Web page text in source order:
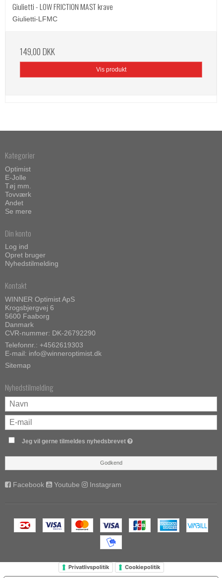
Giulietti - LOW FRICTION MAST krave
Giulietti-LFMC
149,00 DKK
Vis produkt
Kategorier
Optimist
E-Jolle
Tøj mm.
Tovværk
Andet
Se mere
Din konto
Log ind
Opret bruger
Nyhedstilmelding
Kontakt
WINNER Optimist ApS
Krogsbjergvej 6
5600 Faaborg
Danmark
CVR-nummer: DK-26792290
Telefonnr.: +4562619303
E-mail: info@winneroptimist.dk
Sitemap
Nyhedstilmelding
Jeg vil gerne tilmeldes nyhedsbrevet
Godkend
Facebook Youtube Instagram
Privatlivspolitik Cookiepolitik